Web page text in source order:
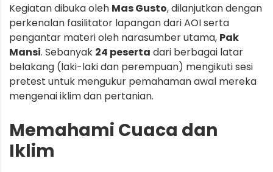
Kegiatan dibuka oleh Mas Gusto, dilanjutkan dengan
perkenalan fasilitator lapangan dari AOI serta
pengantar materi oleh narasumber utama, Pak
Mansi. Sebanyak 24 peserta dari berbagai latar
belakang (laki-laki dan perempuan) mengikuti sesi
pretest untuk mengukur pemahaman awal mereka
mengenai iklim dan pertanian.
Memahami Cuaca dan
Iklim